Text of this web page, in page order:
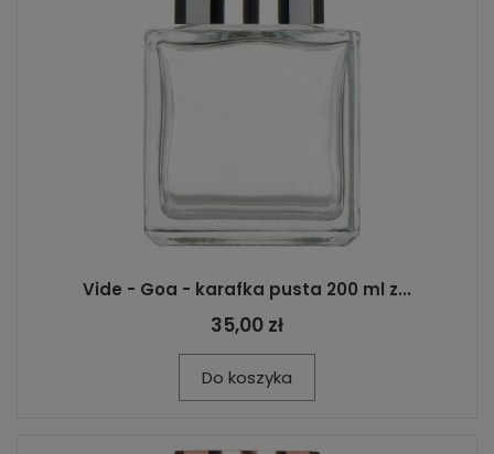
Vide - Goa - karafka pusta 200 ml z...
35,00 zł
Do koszyka